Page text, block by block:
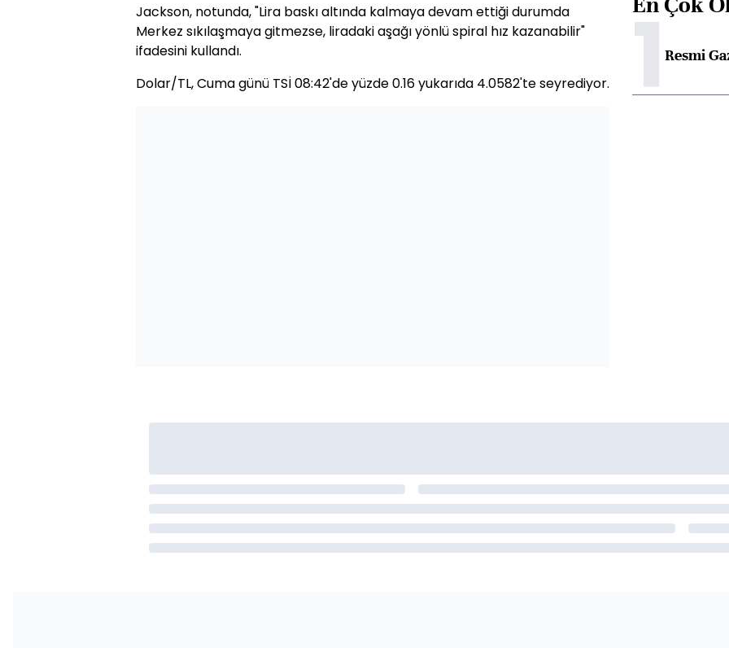
Jackson, notunda, "Lira baskı altında kalmaya devam ettiği durumda
Merkez sıkılaşmaya gitmezse, liradaki aşağı yönlü spiral hız kazanabilir"
ifadesini kullandı.
Dolar/TL, Cuma günü TSİ 08:42'de yüzde 0.16 yukarıda 4.0582'te seyrediyor.
1Resmi